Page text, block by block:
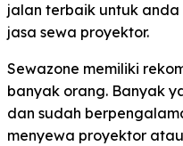
jalan terbaik untuk anda
jasa sewa proyektor.
Sewazone memiliki
banyak orang. Banyak
dan sudah
menyewa proyektor